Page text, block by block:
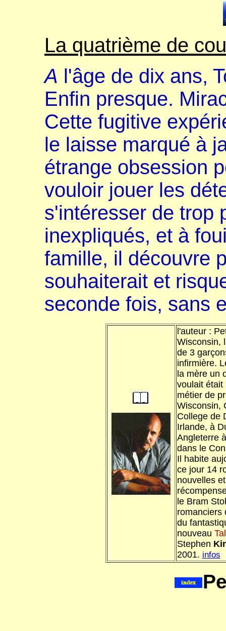
La quatrième de
A l'âge de dix ans,
Enfin presque.
Cette fugitive
le laisse marqué à
étrange obsession
vouloir jouer les
s'intéresser de trop
inexpliqués, et à
famille, il découvre
souhaiterait et
seconde fois, sans
l'auteur :
Wisconsin,
de 3
infirmière.
la mère un
voulait était
métier de
Wisconsin,
College de
Irlande, à
Angleterre
dans le
Il habite
ce jour 14
nouvelles
le Bram
romanciers
du
nouveau
Stephen
2001. infos